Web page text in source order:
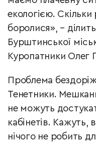
екологією.
боролися», –
Бурштинської
Куропатники Олег
Проблема
Тенетники.
не можуть
кабінетів. Кажуть,
нічого не робить